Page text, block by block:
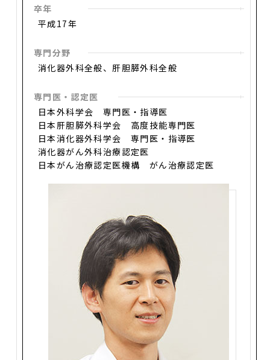
卒年
平成17年
専門分野
消化器外科全般、肝胆膵外科全般
専門医・認定医
日本外科学会 専門医・指導医
日本肝胆膵外科学会 高度技能専門医
日本消化器外科学会 専門医・指導医
消化器がん外科治療認定医
日本がん治療認定医機構 がん治療認定医